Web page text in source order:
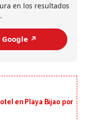
en los resultados
Google ↗️
en Playa Bijao por